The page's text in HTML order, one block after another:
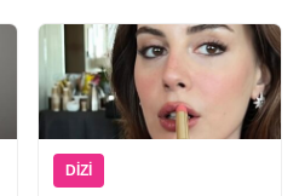
DIZI